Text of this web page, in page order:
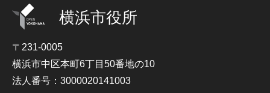
横浜市役所
〒231-0005
横浜市中区本町6丁目50番地の10
法人番号：3000020141003